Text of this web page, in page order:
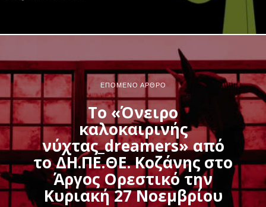
ΕΠΌΜΕΝΟ ΆΡΘΡΟ
Το «Όνειρο
καλοκαιρινής
νύχτας_dreamers» από
το ΔΗ.ΠΕ.ΘΕ. Κοζάνης στο
Άργος Ορεστικό την
Κυριακή 27 Νοεμβρίου